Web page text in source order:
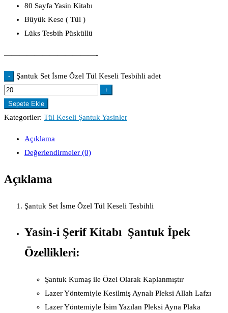
80 Sayfa Yasin Kitabı
Büyük Kese ( Tül )
Lüks Tesbih Püsküllü
————————————-
- Şantuk Set İsme Özel Tül Keseli Tesbihli adet
+
Sepete Ekle
Kategoriler: Tül Keseli Şantuk Yasinler
Açıklama
Değerlendirmeler (0)
Açıklama
Şantuk Set İsme Özel Tül Keseli Tesbihli
Yasin-i Şerif Kitabı Şantuk İpek
Özellikleri:
Şantuk Kumaş ile Özel Olarak Kaplanmıştır
Lazer Yöntemiyle Kesilmiş Aynalı Pleksi Allah Lafzı
Lazer Yöntemiyle İsim Yazılan Pleksi Ayna Plaka